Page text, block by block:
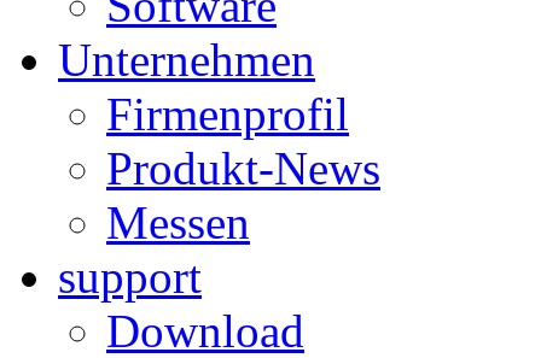
Unternehmen
Firmenprofil
Produkt-News
Messen
support
Download